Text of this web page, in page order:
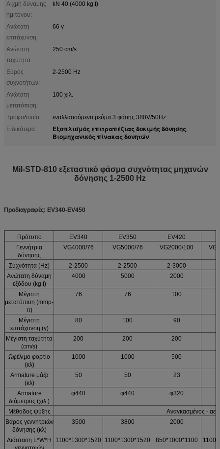
Αιχμή δύναμης
ημιτόνου:
kN 40 (4000 kg.f)
Ανώτατη
επιτάχυνση:
66 γ
Ανώτατη
ταχύτητα:
250 cm/s
Εύρος
συχνοτήτων:
2-2500 Hz
Ανώτατη
μετατόπιση:
100 χιλ.
Τροφοδοσία:
εναλλασσόμενο ρεύμα 3 φάσης 380V/50Hz
Ειδικότερα:
Εξοπλισμός επιτραπέζιας δοκιμής δόνησης,
Βιομηχανικός πίνακας δονητών
Mil-STD-810 εξεταστικό φάσμα συχνότητας μηχανών
δόνησης 1-2500 Hz
Προδιαγραφές: EV340-EV450
Πρότυπο EV340 EV350 EV420
Γεννήτρια
δόνησης
VG4000/76 VG5000/76 VG2000/100
Συχνότητα (Hz) 2-2500 2-2500 2-3000
Ανώτατη δύναμη
εξόδου (kg.f)
4000 5000 2000
Μέγιστη
μετατόπιση (mmp-
π)
76 76 100
Μέγιστη
επιτάχυνση (γ)
80 100 90
Μέγιστη ταχύτητα
(cm/s)
200 200 200
Ωφέλιμο φορτίο
(κλ)
1000 1000 500
Armature μάζα
(κλ)
50 50 23
Armature
διάμετρος (χιλ.)
φ440 φ440 φ320
Μέθοδος ψύξης
Αναγκασμένος -
Βάρος γεννητριών
δόνησης (κλ)
3500 3800 2000
Διάσταση L*W*H
1100*1300*1520 1100*1300*1520 850*1000*1100